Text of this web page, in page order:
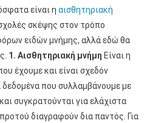
είναι η αισθητηριακή
σκέψης στον τρόπο
ειδών μνήμης, αλλά εδώ θα
1. Αισθητηριακή μνήμη Είναι η
έχουμε και είναι σχεδόν
που συλλαμβάνουμε με
συγκρατούνται για ελάχιστα
διαγραφούν δια παντός. Για